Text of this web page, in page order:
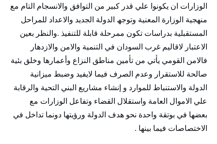
الوزارات ان يكونوا علي قدر كبير من التوافق والانسجام التام مع
منھجية الوزارة المعنية وتوجھ الدولة الجديد والاعداد للمراحل
المستقبلية بدراسات تكون ممرحلة قابلة للتنفيذ .والنظر بعين
الاعتبار لاقاليم غرب السودان في التنمية والامن والازدھار
فالامن القومي يأتي من تأمين مناطق النزاع وأعمارھا وخلق بئية
صالحة للاستقرار وعدم الصرف فيما لايفيد وضبط ميزانية
الدولة والاستنباط للموارد و إنشاء مشاريع البني التحية والرقابة
علي الاموال العامة واستقلال القضاء وتفاعل الوزارات مع
بعضھا في بوتقة واحدة نحو ھدف الدولة ورؤيتھا دونما تداخل في
الاختصاصات فيما بينھا .